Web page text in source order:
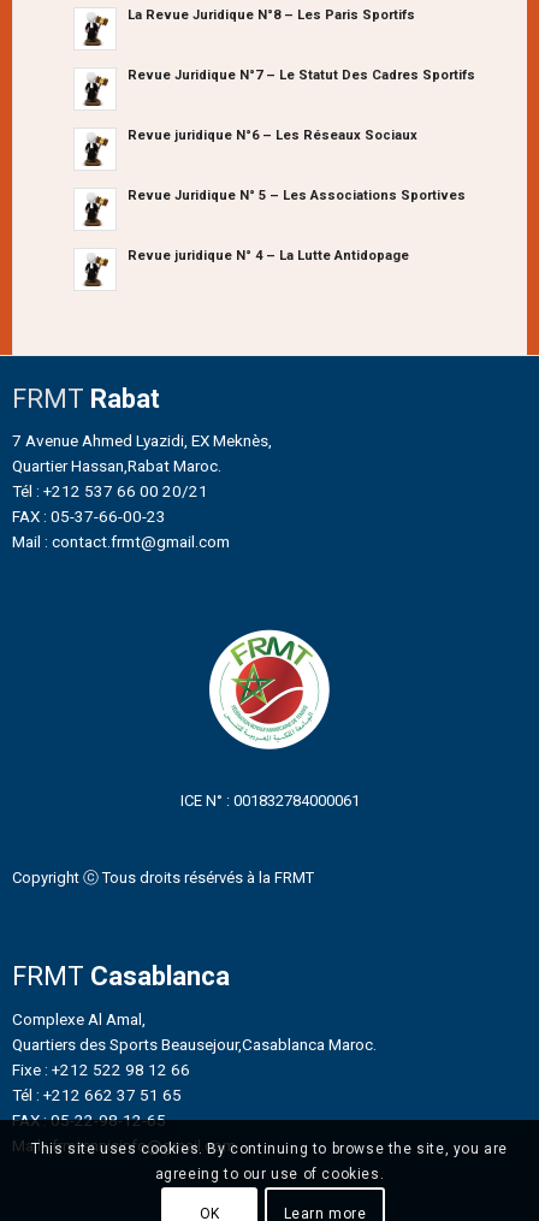
La Revue Juridique N°8 – Les Paris Sportifs
Revue Juridique N°7 – Le Statut Des Cadres Sportifs
Revue juridique N°6 – Les Réseaux Sociaux
Revue Juridique N° 5 – Les Associations Sportives
Revue juridique N° 4 – La Lutte Antidopage
FRMT Rabat
7 Avenue Ahmed Lyazidi, EX Meknès,
Quartier Hassan,Rabat Maroc.
Tél : +212 537 66 00 20/21
FAX : 05-37-66-00-23
Mail : contact.frmt@gmail.com
ICE N° : 001832784000061
Copyright ⓒ Tous droits résérvés à la FRMT
FRMT Casablanca
Complexe Al Amal,
Quartiers des Sports Beausejour,Casablanca Maroc.
Fixe : +212 522 98 12 66
Tél : +212 662 37 51 65
FAX : 05-22-98-12-65
Mail : frmtennisinfo@gmail.com
This site uses cookies. By continuing to browse the site, you are
agreeing to our use of cookies.
OK Learn more